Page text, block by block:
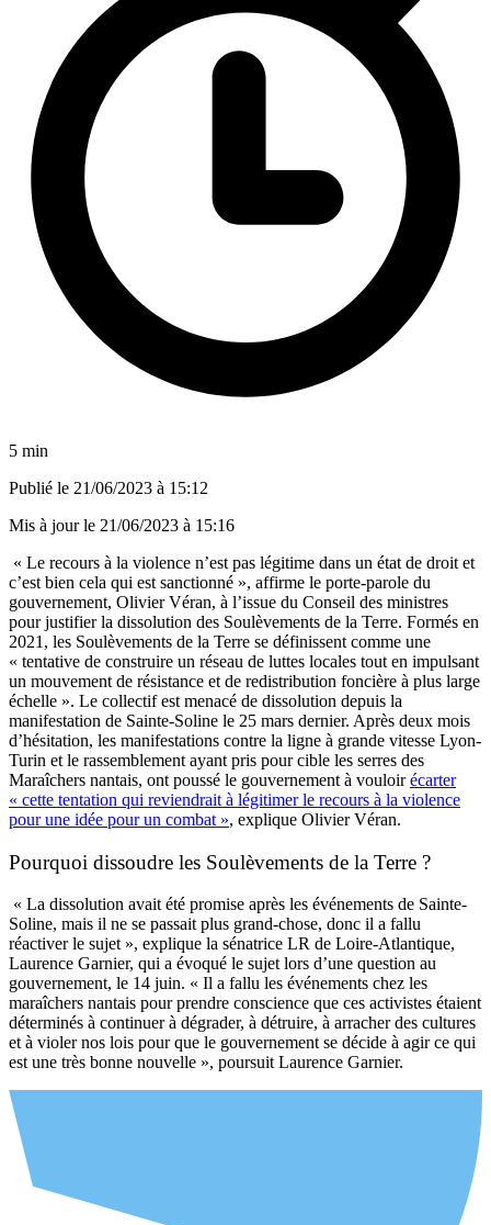
5 min
Publié le 21/06/2023 à 15:12
Mis à jour le 21/06/2023 à 15:16
« Le recours à la violence n’est pas légitime dans un état de droit et
c’est bien cela qui est sanctionné », affirme le porte-parole du
gouvernement, Olivier Véran, à l’issue du Conseil des ministres
pour justifier la dissolution des Soulèvements de la Terre. Formés en
2021, les Soulèvements de la Terre se définissent comme une
« tentative de construire un réseau de luttes locales tout en impulsant
un mouvement de résistance et de redistribution foncière à plus large
échelle ». Le collectif est menacé de dissolution depuis la
manifestation de Sainte-Soline le 25 mars dernier. Après deux mois
d’hésitation, les manifestations contre la ligne à grande vitesse Lyon-
Turin et le rassemblement ayant pris pour cible les serres des
Maraîchers nantais, ont poussé le gouvernement à vouloirécarter
« cette tentation qui reviendrait à légitimer le recours à la violence
pour une idée pour un combat », explique Olivier Véran.
Pourquoi dissoudre les Soulèvements de la Terre ?
« La dissolution avait été promise après les événements de Sainte-
Soline, mais il ne se passait plus grand-chose, donc il a fallu
réactiver le sujet », explique la sénatrice LR de Loire-Atlantique,
Laurence Garnier, qui a évoqué le sujet lors d’une question au
gouvernement, le 14 juin. « Il a fallu les événements chez les
maraîchers nantais pour prendre conscience que ces activistes étaient
déterminés à continuer à dégrader, à détruire, à arracher des cultures
et à violer nos lois pour que le gouvernement se décide à agir ce qui
est une très bonne nouvelle », poursuit Laurence Garnier.